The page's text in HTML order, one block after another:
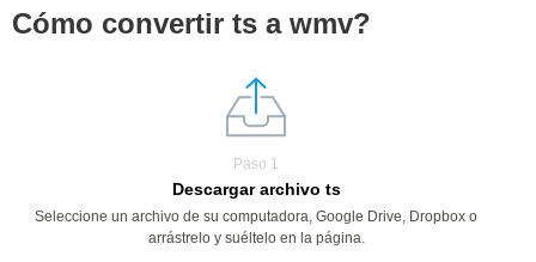
Cómo convertir ts a wmv?
Paso 1
Descargar archivo ts
Seleccione un archivo de su computadora, Google Drive, Dropbox o
arrástrelo y suéltelo en la página.